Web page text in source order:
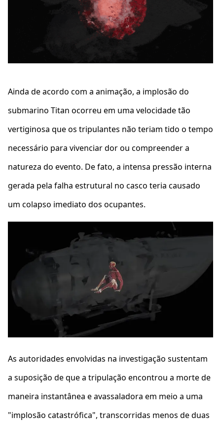
Ainda de acordo com a animação, a implosão do
submarino Titan ocorreu em uma velocidade tão
vertiginosa que os tripulantes não teriam tido o tempo
necessário para vivenciar dor ou compreender a
natureza do evento. De fato, a intensa pressão interna
gerada pela falha estrutural no casco teria causado
um colapso imediato dos ocupantes.
As autoridades envolvidas na investigação sustentam
a suposição de que a tripulação encontrou a morte de
maneira instantânea e avassaladora em meio a uma
"implosão catastrófica", transcorridas menos de duas